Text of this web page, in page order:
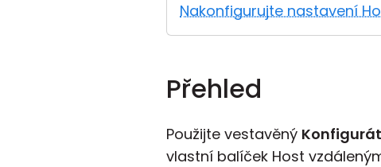
Nakonfigurujte nastavení
Přehled
Použijte vestavěný
vlastní balíček Host